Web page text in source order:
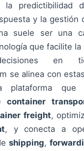
la predictibilidad
y la gestión
suele ser una
que facilite la
en
se alinea con
plataforma que
container
freight,
, y conecta a
shipping,